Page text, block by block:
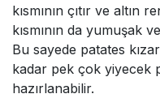
kısmının çıtır ve altın
kısmının da yumuşak
Bu sayede patates
kadar pek çok yiyecek
hazırlanabilir.